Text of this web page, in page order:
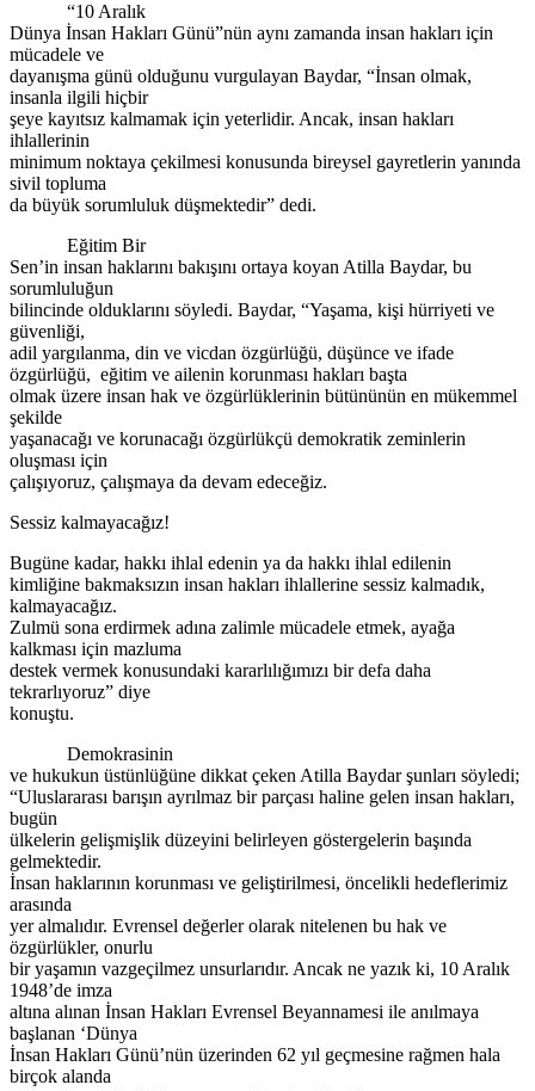
“10 Aralık
Dünya İnsan Hakları Günü”nün aynı zamanda insan hakları için
mücadele ve
dayanışma günü olduğunu vurgulayan Baydar, “İnsan olmak,
insanla ilgili hiçbir
şeye kayıtsız kalmamak için yeterlidir. Ancak, insan hakları
ihlallerinin
minimum noktaya çekilmesi konusunda bireysel gayretlerin yanında
sivil topluma
da büyük sorumluluk düşmektedir” dedi.
Eğitim Bir
Sen’in insan haklarını bakışını ortaya koyan Atilla Baydar, bu
sorumluluğun
bilincinde olduklarını söyledi. Baydar, “Yaşama, kişi hürriyeti ve
güvenliği,
adil yargılanma, din ve vicdan özgürlüğü, düşünce ve ifade
özgürlüğü, eğitim ve ailenin korunması hakları başta
olmak üzere insan hak ve özgürlüklerinin bütününün en mükemmel
şekilde
yaşanacağı ve korunacağı özgürlükçü demokratik zeminlerin
oluşması için
çalışıyoruz, çalışmaya da devam edeceğiz.
Sessiz kalmayacağız!
Bugüne kadar, hakkı ihlal edenin ya da hakkı ihlal edilenin
kimliğine bakmaksızın insan hakları ihlallerine sessiz kalmadık,
kalmayacağız.
Zulmü sona erdirmek adına zalimle mücadele etmek, ayağa
kalkması için mazluma
destek vermek konusundaki kararlılığımızı bir defa daha
tekrarlıyoruz” diye
konuştu.
Demokrasinin
ve hukukun üstünlüğüne dikkat çeken Atilla Baydar şunları söyledi;
“Uluslararası barışın ayrılmaz bir parçası haline gelen insan hakları,
bugün
ülkelerin gelişmişlik düzeyini belirleyen göstergelerin başında
gelmektedir.
İnsan haklarının korunması ve geliştirilmesi, öncelikli hedeflerimiz
arasında
yer almalıdır. Evrensel değerler olarak nitelenen bu hak ve
özgürlükler, onurlu
bir yaşamın vazgeçilmez unsurlarıdır. Ancak ne yazık ki, 10 Aralık
1948’de imza
altına alınan İnsan Hakları Evrensel Beyannamesi ile anılmaya
başlanan ‘Dünya
İnsan Hakları Günü’nün üzerinden 62 yıl geçmesine rağmen hala
birçok alanda